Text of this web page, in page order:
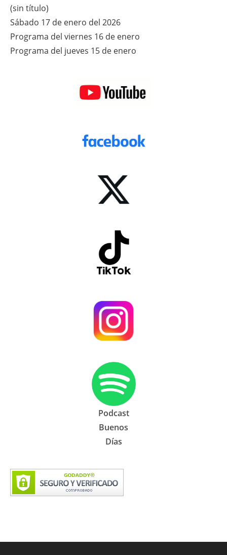
(sin título)
Sábado 17 de enero del 2026
Programa del viernes 16 de enero
Programa del jueves 15 de enero
Podcast
Buenos
Días